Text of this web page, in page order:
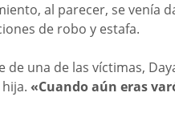
al parecer, se venía
de robo y estafa.
de una de las víctimas,
«Cuando aún eras